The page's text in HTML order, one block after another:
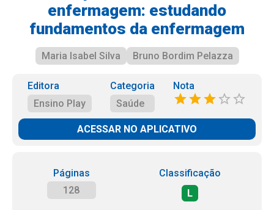
enfermagem: estudando
fundamentos da enfermagem
Maria Isabel Silva Bruno Bordim Pelazza
Editora
Ensino Play
Categoria
Saúde
Nota
ACESSAR NO APLICATIVO
Páginas
128
Classificação
L